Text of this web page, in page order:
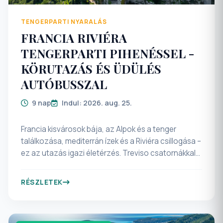
TENGERPARTI NYARALÁS
FRANCIA RIVIÉRA
TENGERPARTI PIHENÉSSEL -
KÖRUTAZÁS ÉS ÜDÜLÉS
AUTÓBUSSZAL
9 nap Indul: 2026. aug. 25.
Francia kisvárosok bája, az Alpok és a tenger
találkozása, mediterrán ízek és a Riviéra csillogása –
ez az utazás igazi életérzés. Treviso csatornákkal
Ligur-tenger napsütötte partjáig vezet az utunk,
városok, hangulatos óvárosok, hajós kirándulások,
RÉSZLETEK